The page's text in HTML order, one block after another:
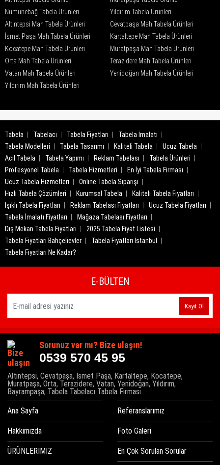
Numunebağ Tabela Ürünleri
Yıldırım Tabela Ürünleri
Altıntepsi Mah Tabela Ürünleri
Cevatpaşa Mah Tabela Ürünleri
İsmet Paşa Mah Tabela Ürünleri
Kartaltepe Mah Tabela Ürünleri
Kocatepe Mah Tabela Ürünleri
Muratpaşa Mah Tabela Ürünleri
Orta Mah Tabela Ürünleri
Terazidere Mah Tabela Ürünleri
Vatan Mah Tabela Ürünleri
Yenidoğan Mah Tabela Ürünleri
Yıldırım Mah Tabela Ürünleri
Tabela Tabelacı Tabela Fiyatları
Tabela İmalatı
Tabela Modelleri
Tabela Tasarımı Kaliteli Tabela
Ucuz Tabela
Acil Tabela
Tabela Yapımı Reklam Tabelası
Tabela Ürünleri
Profesyonel Tabela
Tabela Hizmetleri
En İyi Tabela Firması
Ucuz Tabela Hizmetleri
Online Tabela Siparişi
Hızlı Tabela Çözümleri
Kurumsal Tabela
Kaliteli Tabela Fiyatları
Işıklı Tabela Fiyatları
Reklam Tabelası Fiyatları
Ucuz Tabela Fiyatları
Tabela İmalatı Fiyatları
Mağaza Tabelası Fiyatları
Dış Mekan Tabela Fiyatları
2025 Tabela Fiyat Listesi
Tabela Fiyatları Bahçelievler
Tabela Fiyatları İstanbul
Tabela Fiyatları Ne Kadar?
E-BÜLTEN
Kayıt Ol
Sorunuz var mı? Bize ulaşın!
0539 570 45 95
Altıntepsi, Cevatpaşa, İsmet Paşa, Kartaltepe, Kocatepe,
Muratpaşa, Orta, Terazidere, Vatan, Yenidoğan, Yıldırım,
Bayrampaşa, Tabela Tabelacı Tabela Firması
Ana Sayfa
Hakkımızda
ÜRÜNLERİMİZ
Referanslarımız
Foto Galeri
En Çok Sorulan Sorular